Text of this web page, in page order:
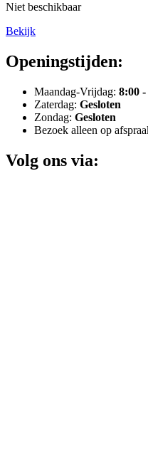
Niet beschikbaar
Bekijk
Openingstijden:
Maandag-Vrijdag: 8:00
Zaterdag: Gesloten
Zondag: Gesloten
Bezoek alleen op
Volg ons via: